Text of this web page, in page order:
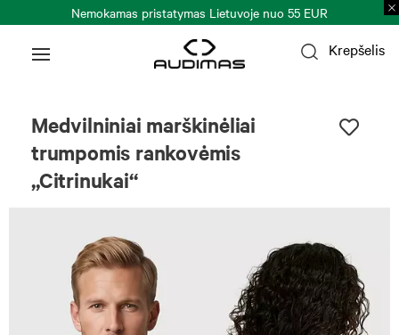
Nemokamas pristatymas Lietuvoje nuo 55 EUR
Krepšelis
Medvilniniai marškinėliai
trumpomis rankovėmis
„Citrinukai“